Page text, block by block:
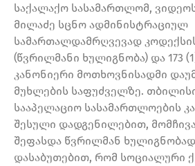
საქალაქო სასამართლომ,
მილაძე სცნო ადმინისტრაციულ
სამართალდამრღვევად კოდექსის
(წვრილმანი ხულიგნობა) და 173
კანონიერი მოთხოვნისადმი
მუხლების საფუძველზე.
სააპელაციო სასამართლოების
შესული დადგენილებით,
შეფასდა წვრილმან ხულიგნობად
დასაბუთებით, რომ სოციალური